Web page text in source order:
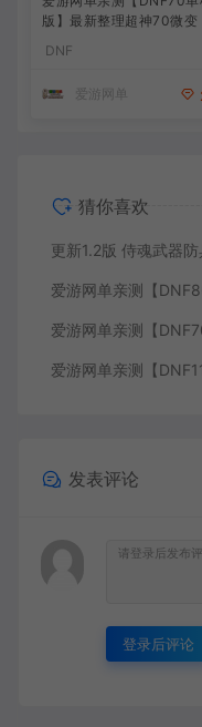
版】最新整理超神70微变
内辅 异次元护石宝珠 未加
教学
DNF
爱游网单
猜你喜欢
发表评论
登录后评论